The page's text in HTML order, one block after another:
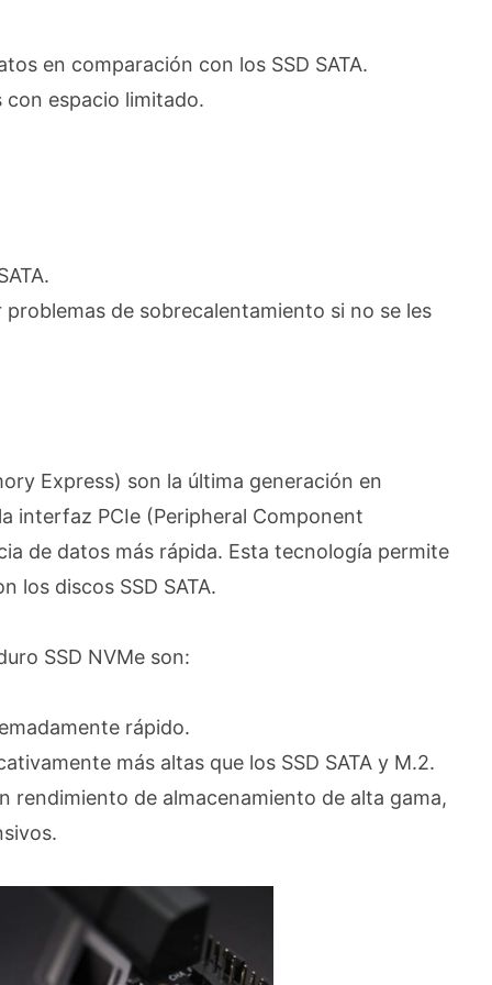
en comparación con los SSD SATA.
con espacio limitado.
de sobrecalentamiento si no se les
Express) son la última generación en
interfaz PCIe (Peripheral Component
de datos más rápida. Esta tecnología permite
los discos SSD SATA.
SSD NVMe son:
rápido.
más altas que los SSD SATA y M.2.
rendimiento de almacenamiento de alta gama,